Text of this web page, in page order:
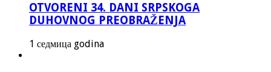
OTVORENI 34. DANI SRPSKOGA
DUHOVNOG PREOBRAŽENJA
1 седмица godina